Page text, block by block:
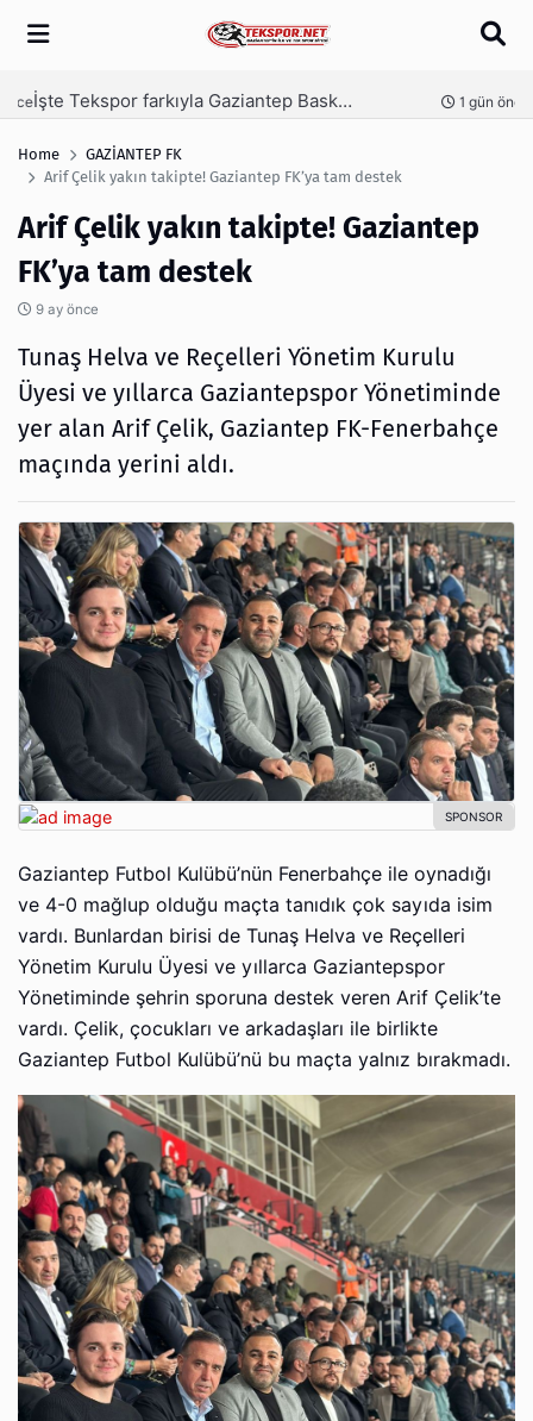
Arama
İşte Tekspor farkıyla Gaziantep Basketbol’un yeni yönetimi 1 gün önce
Home
GAZİANTEP FK
Arif Çelik yakın takipte! Gaziantep FK’ya tam destek
Arif Çelik yakın takipte! Gaziantep
FK’ya tam destek
9 ay önce
Tunaş Helva ve Reçelleri Yönetim Kurulu
Üyesi ve yıllarca Gaziantepspor Yönetiminde
yer alan Arif Çelik, Gaziantep FK-Fenerbahçe
maçında yerini aldı.
Gaziantep Futbol Kulübü’nün Fenerbahçe ile oynadığı
ve 4-0 mağlup olduğu maçta tanıdık çok sayıda isim
vardı. Bunlardan birisi de Tunaş Helva ve Reçelleri
Yönetim Kurulu Üyesi ve yıllarca Gaziantepspor
Yönetiminde şehrin sporuna destek veren Arif Çelik’te
vardı. Çelik, çocukları ve arkadaşları ile birlikte
Gaziantep Futbol Kulübü’nü bu maçta yalnız bırakmadı.